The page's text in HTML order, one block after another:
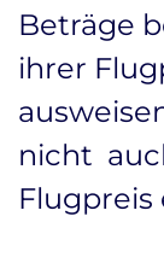
Beträge
ihrer
nicht 
Flugpreis